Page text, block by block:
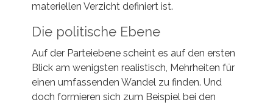
materiellen Verzicht definiert ist.
Die politische Ebene
Auf der Parteiebene scheint es auf den ersten
Blick am wenigsten realistisch, Mehrheiten für
einen umfassenden Wandel zu finden. Und
doch formieren sich zum Beispiel bei den